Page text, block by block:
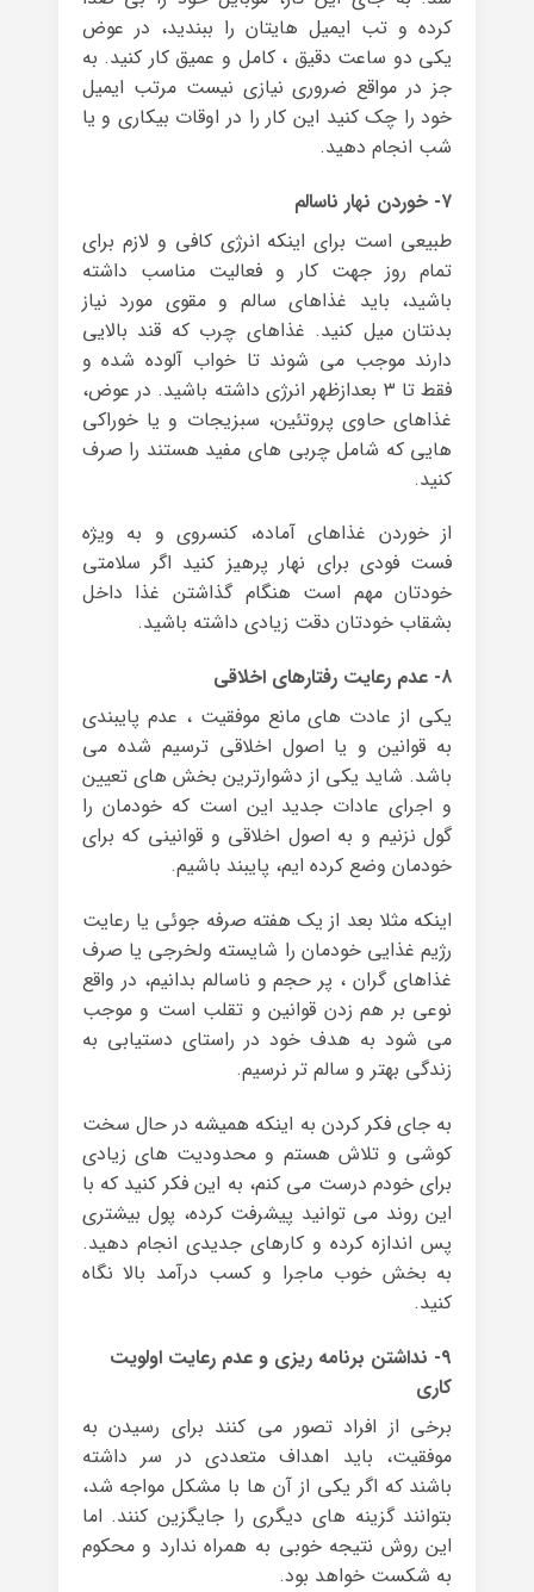
کرده و تب ایمیل هایتان را ببندید، در عوض
یکی دو ساعت دقیق ، کامل و عمیق کار کنید. به
جز در مواقع ضروری نیازی نیست مرتب ایمیل
خود را چک کنید این کار را در اوقات بیکاری و یا
شب انجام دهید.
۷- خوردن نهار ناسالم
طبیعی است برای اینکه انرژی کافی و لازم برای
تمام روز جهت کار و فعالیت مناسب داشته
باشید، باید غذاهای سالم و مقوی مورد نیاز
بدنتان میل کنید. غذاهای چرب که قند بالایی
دارند موجب می شوند تا خواب آلوده شده و
فقط تا ۳ بعدازظهر انرژی داشته باشید. در عوض،
غذاهای حاوی پروتئین، سبزیجات و یا خوراکی
هایی که شامل چربی های مفید هستند را صرف
کنید.
از خوردن غذاهای آماده، کنسروی و به ویژه
فست فودی برای نهار پرهیز کنید اگر سلامتی
خودتان مهم است هنگام گذاشتن غذا داخل
بشقاب خودتان دقت زیادی داشته باشید.
۸- عدم رعایت رفتارهای اخلاقی
یکی از عادت های مانع موفقیت ، عدم پایبندی
به قوانین و یا اصول اخلاقی ترسیم شده می
باشد. شاید یکی از دشوارترین بخش های تعیین
و اجرای عادات جدید این است که خودمان را
گول نزنیم و به اصول اخلاقی و قوانینی که برای
خودمان وضع کرده ایم، پایبند باشیم.
اینکه مثلا بعد از یک هفته صرفه جوئی یا رعایت
رژیم غذایی خودمان را شایسته ولخرجی یا صرف
غذاهای گران ، پر حجم و ناسالم بدانیم، در واقع
نوعی بر هم زدن قوانین و تقلب است و موجب
می شود به هدف خود در راستای دستیابی به
زندگی بهتر و سالم تر نرسیم.
به جای فکر کردن به اینکه همیشه در حال سخت
کوشی و تلاش هستم و محدودیت های زیادی
برای خودم درست می کنم، به این فکر کنید که با
این روند می توانید پیشرفت کرده، پول بیشتری
پس اندازه کرده و کارهای جدیدی انجام دهید.
به بخش خوب ماجرا و کسب درآمد بالا نگاه
کنید.
۹- نداشتن برنامه ریزی و عدم رعایت اولویت
کاری
برخی از افراد تصور می کنند برای رسیدن به
موفقیت، باید اهداف متعددی در سر داشته
باشند که اگر یکی از آن ها با مشکل مواجه شد،
بتوانند گزینه های دیگری را جایگزین کنند. اما
این روش نتیجه خوبی به همراه ندارد و محکوم
به شکست خواهد بود.